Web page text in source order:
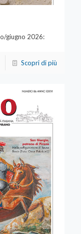
giugno 2026:
Scopri di più